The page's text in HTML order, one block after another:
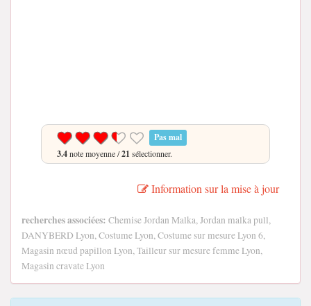
Pas mal
3.4note moyenne /21 sélectionner.
Information sur la mise à jour
recherches associées: Chemise Jordan Malka, Jordan malka pull,
DANYBERD Lyon, Costume Lyon, Costume sur mesure Lyon 6,
Magasin nœud papillon Lyon, Tailleur sur mesure femme Lyon,
Magasin cravate Lyon